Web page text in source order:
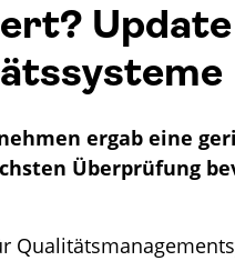
ergab eine
Überprüfung